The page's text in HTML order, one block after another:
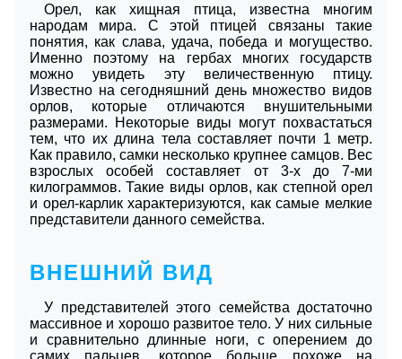
Орел, как хищная птица, известна многим
народам мира. С этой птицей связаны такие
понятия, как слава, удача, победа и могущество.
Именно поэтому на гербах многих государств
можно увидеть эту величественную птицу.
Известно на сегодняшний день множество видов
орлов, которые отличаются внушительными
размерами. Некоторые виды могут похвастаться
тем, что их длина тела составляет почти 1 метр.
Как правило, самки несколько крупнее самцов. Вес
взрослых особей составляет от 3-х до 7-ми
килограммов. Такие виды орлов, как степной орел
и орел-карлик характеризуются, как самые мелкие
представители данного семейства.
ВНЕШНИЙ ВИД
У представителей этого семейства достаточно
массивное и хорошо развитое тело. У них сильные
и сравнительно длинные ноги, с оперением до
самих пальцев, которое больше похоже на